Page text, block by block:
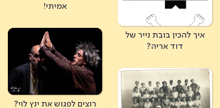
אמיתי!
איך להכין בובת נייר של
דוד אריה?
רוצים לפגוש את ינץ לוי?